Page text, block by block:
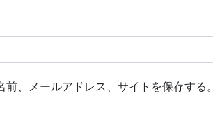
、メールアドレス、サイトを保存する。